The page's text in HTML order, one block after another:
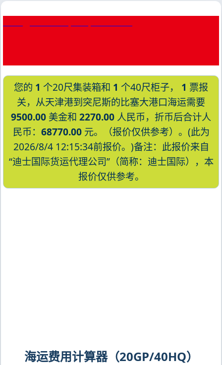
您的 1 个20尺集装箱和 1 个40尺柜子， 1 票报
关，从天津港到突尼斯的比塞大港口海运需要
9500.00 美金和 2270.00 人民币，折币后合计人
民币： 68770.00元。（报价仅供参考）。(此为
2026/8/4 12:15:34前报价。)备注：此报价来自
“迪士国际货运代理公司”（简称：迪士国际），本
报价仅供参考。
海运费用计算器（20GP/40HQ）